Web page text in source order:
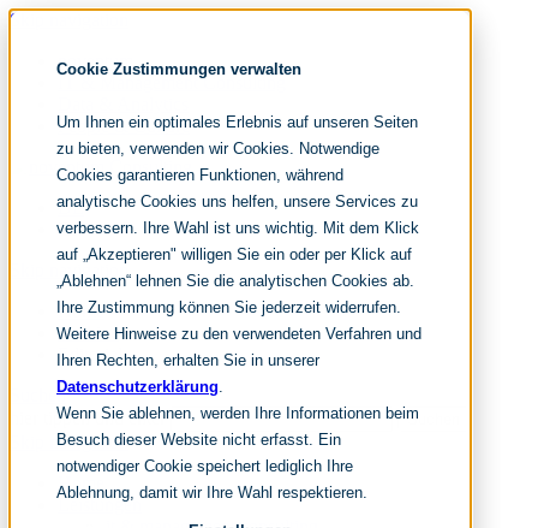
Cookie Zustimmungen verwalten
Um Ihnen ein optimales Erlebnis auf unseren Seiten
zu bieten, verwenden wir Cookies. Notwendige
Cookies garantieren Funktionen, während
analytische Cookies uns helfen, unsere Services zu
verbessern. Ihre Wahl ist uns wichtig. Mit dem Klick
auf „Akzeptieren" willigen Sie ein oder per Klick auf
„Ablehnen“ lehnen Sie die analytischen Cookies ab.
Ihre Zustimmung können Sie jederzeit widerrufen.
Weitere Hinweise zu den verwendeten Verfahren und
Ihren Rechten, erhalten Sie in unserer
Datenschutzerklärung.
Wenn Sie ablehnen, werden Ihre Informationen beim
Besuch dieser Website nicht erfasst. Ein
notwendiger Cookie speichert lediglich Ihre
Ablehnung, damit wir Ihre Wahl respektieren.
Skip navigation
noventum
IT & Management Consulting
People & Culture
DE
EN
Skip navigation
Home
Archive
Editorial
Suchen
hier tippen und enter
Suchen
Skip navigation
Home
Leistungen